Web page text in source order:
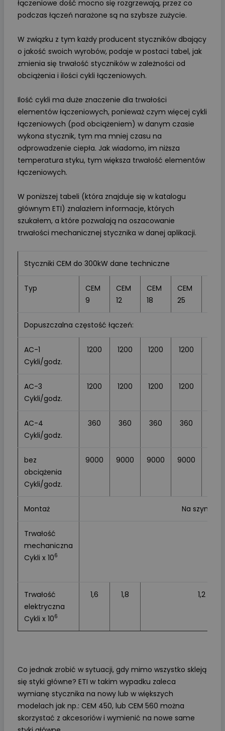
łączeniowe dość mocno się rozgrzewają, przez co
podczas łączeń narażone są na szybsze zużycie.
W związku z tym każdy producent styczników dbający
o jakość swoich wyrobów, podaje w postaci tabel, jak
zmienia się trwałość styczników w zależności od
obciążenia i ilości cykli łączeniowych.
Ilość cykli ma duże znaczenie dla trwałości
elementów łączeniowych, ponieważ czym więcej cykli
łączeniowych (pod obciążeniem) w danym czasie
wykona stycznik, tym ma mniej czasu na
odprowadzenie ciepła. Jak wiadomo, im niższa
temperatura styku, tym większa trwałość elementów
łączeniowych.
W poniższej tabeli (która znajduje się w katalogu
głównym ETI) znalazłem informacje, których
szukałem, a które pozwalają na oszacowanie
trwałości mechanicznej stycznika w danej aplikacji.
Styczniki CEM do 300kW dane techniczne
Typ
CEM
9
CEM
12
CEM
18
CEM
25
Dopuszczalna częstość łączeń:
AC-1
Cykli/godz.
1200 1200 1200 1200
AC-3
Cykli/godz.
1200 1200 1200 1200
AC-4
Cykli/godz.
360 360 360 360
bez
obciążenia
Cykli/godz.
9000 9000 9000 9000
Montaż Na szynie
Trwałość
mechaniczna
Cykli x 106
Trwałość
elektryczna
Cykli x 106
1,6 1,8 1,2
Co jednak zrobić w sytuacji, gdy mimo wszystko skleją
się styki główne? ETI w takim wypadku zaleca
wymianę stycznika na nowy lub w większych
modelach jak np.: CEM 450, lub CEM 560 można
skorzystać z akcesoriów i wymienić na nowe same